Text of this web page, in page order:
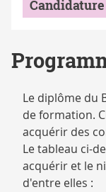
Candidature
Le diplôme du
de formation.
acquérir des
Le tableau ci-
acquérir et le
d'entre elles :